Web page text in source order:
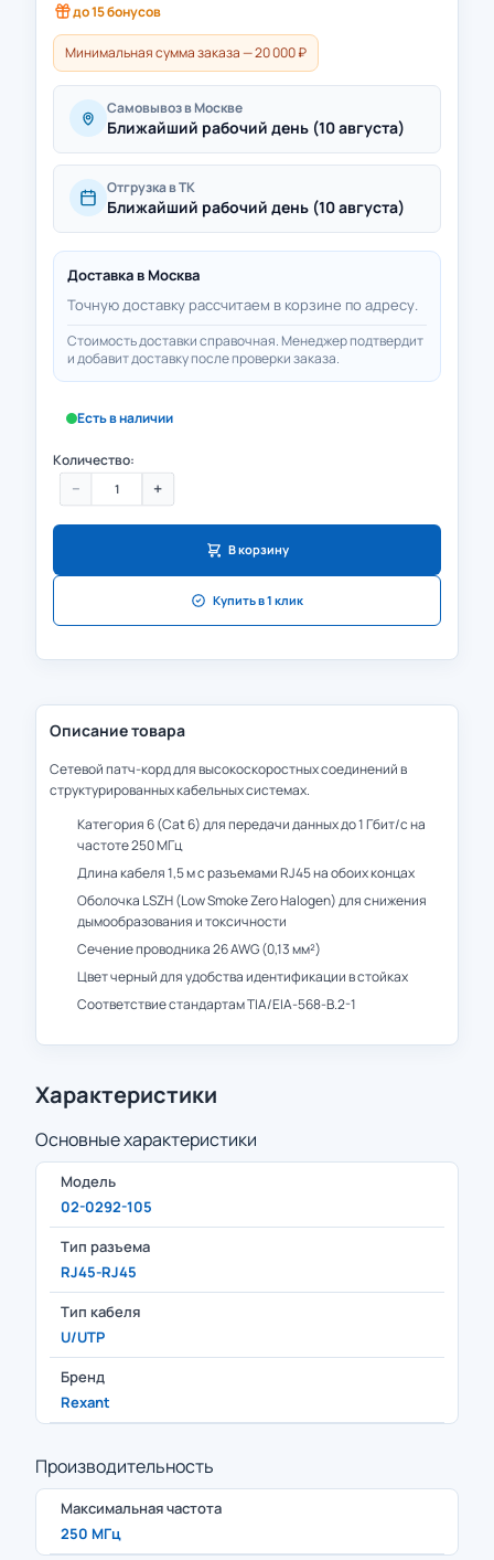
до15бонусов
Минимальная сумма заказа — 20 000 ₽
Самовывоз в Москве
Ближайший рабочий день (10 августа)
Отгрузка в ТК
Ближайший рабочий день (10 августа)
Доставка в Москва
Точную доставку рассчитаем в корзине по адресу.
Стоимость доставки справочная. Менеджер подтвердит
и добавит доставку после проверки заказа.
Есть в наличии
Количество:
− +
В корзину
Купить в 1 клик
Описание товара
Сетевой патч-корд для высокоскоростных соединений в
структурированных кабельных системах.
Категория 6 (Cat 6) для передачи данных до 1 Гбит/с на
частоте 250 МГц
Длина кабеля 1,5 м с разъемами RJ45 на обоих концах
Оболочка LSZH (Low Smoke Zero Halogen) для снижения
дымообразования и токсичности
Сечение проводника 26 AWG (0,13 мм²)
Цвет черный для удобства идентификации в стойках
Соответствие стандартам TIA/EIA-568-B.2-1
Характеристики
Основные характеристики
Модель
02-0292-105
Тип разъема
RJ45-RJ45
Тип кабеля
U/UTP
Бренд
Rexant
Производительность
Максимальная частота
250 МГц